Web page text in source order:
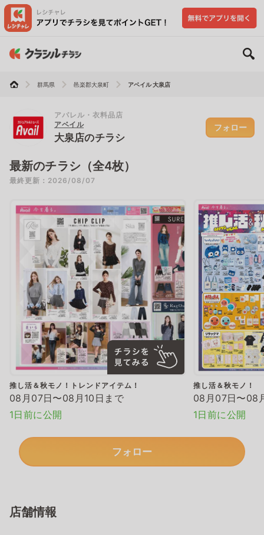
群馬県 邑楽郡大泉町 アベイル 大泉店
アパレル・衣料品店
アベイル
大泉店のチラシ
フォロー
最新のチラシ（全4枚）
最終更新：2026/08/07
推し活＆秋モノ！トレンドアイテム！
08月07日〜08月10日まで
1日前に公開
推し活＆秋モノ！
08月07日〜08
1日前に公開
フォロー
店舗情報